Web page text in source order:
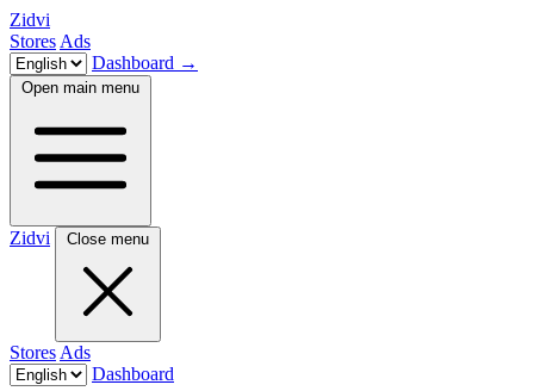
Zidvi
Stores Ads
Dashboard →
Open main menu
Zidvi Close menu
Stores Ads
Dashboard